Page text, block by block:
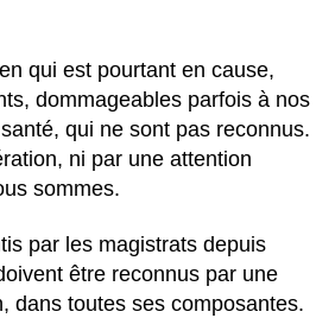
qui est pourtant en cause,
dommageables parfois à nos
qui ne sont pas reconnus.
ni par une attention
sommes.
par les magistrats depuis
être reconnus par une
dans toutes ses composantes.